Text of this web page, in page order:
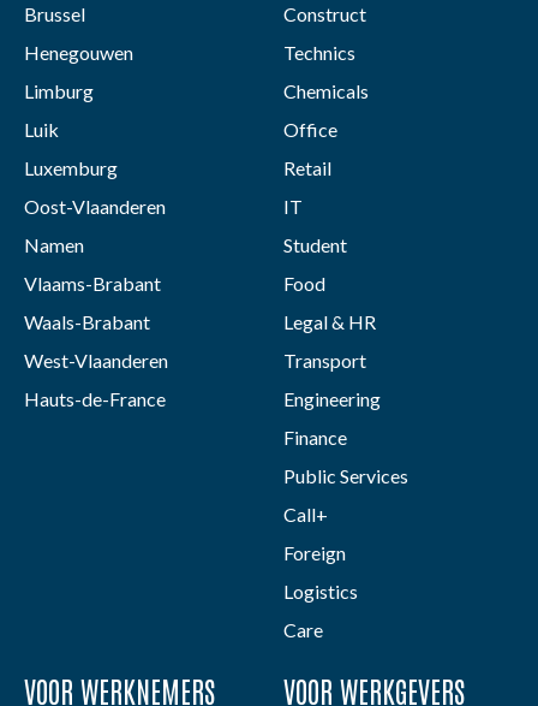
Brussel
Henegouwen
Limburg
Luik
Luxemburg
Oost-Vlaanderen
Namen
Vlaams-Brabant
Waals-Brabant
West-Vlaanderen
Hauts-de-France
Construct
Technics
Chemicals
Office
Retail
IT
Student
Food
Legal & HR
Transport
Engineering
Finance
Public Services
Call+
Foreign
Logistics
Care
VOOR WERKNEMERS VOOR WERKGEVERS